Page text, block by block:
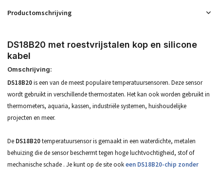
Productomschrijving
DS18B20 met roestvrijstalen kop en silicone
kabel
Omschrijving:
DS18B20is een van de meest populaire temperatuursensoren. Deze sensor
wordt gebruikt in verschillende thermostaten. Het kan ook worden gebruikt in
thermometers, aquaria, kassen, industriële systemen, huishoudelijke
projecten en meer.
De DS18B20temperatuursensor isgemaakt in een waterdichte, metalen
behuizing die de sensor beschermt tegen hoge luchtvochtigheid, stof of
mechanische schade . Je kunt op de site ookeen DS18B20-chip zonder